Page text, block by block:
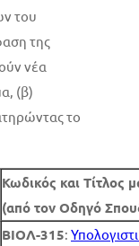
του
της
νέα
(β)
το
Κωδικός και Τίτλος
(από τον Οδηγό
ΒΙΟΛ-315: